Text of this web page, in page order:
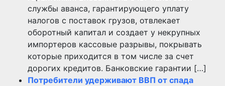
службы аванса, гарантирующего уплату
налогов с поставок грузов, отвлекает
оборотный капитал и создает у некрупных
импортеров кассовые разрывы, покрывать
которые приходится в том числе за счет
дорогих кредитов. Банковские гарантии […]
Потребители удерживают ВВП от спада